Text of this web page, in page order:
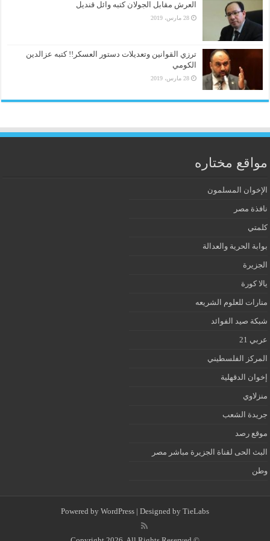
العرش مقابل الجولان كتبه وائل قنديل
28 مارس، 2019
ترزي القوانين وتعديلات دستور العسكر!! كتبه عزالدين
الكومي
28 مارس، 2019
مواقع مختاره
الإخوان المسلمون
نافذة مصر
كلمتي
بوابة الحرية والعدالة
الجزيرة
يالا كورة
منارات للعلوم الشريعه
شبكة صيد الفوائد
عربي 21
المركز الفلسطيني
إخوان الدقهلية
منزلاوي
جريدة الشعب
موقع رصد
البث الحى لقناة الجزيرة مباشر مصر
وطن
Powered by WordPress | Designed by TieLabs